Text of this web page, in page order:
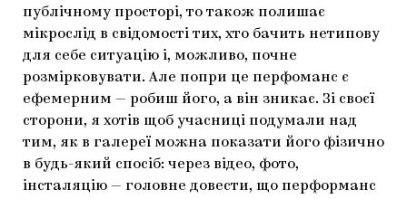
публічному просторі, то також полишає
мікрослід в свідомості тих, хто бачить нетипову
для себе ситуацію і, можливо, почне
розмірковувати. Але попри це перфоманс є
ефемерним — робиш його, а він зникає. Зі своєї
сторони, я хотів щоб учасниці подумали над
тим, як в галереї можна показати його фізично
в будь-який спосіб: через відео, фото,
інсталяцію — головне довести, що перформанс